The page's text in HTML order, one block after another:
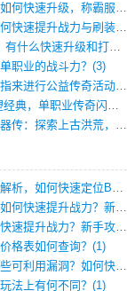
新开私服天下无双：如何快速升级，称霸服务(681)
新传奇私服电脑版如何快速提升战力与刷装备(835)
寻找WOO传奇私服，有什么快速升级和打宝(864)
职业的战斗力？(3)
如何正确使用特殊戒指来进行公益传奇活动？(10)
单职业打金传奇(重塑经典，单职业传奇闪耀(10)
仗剑问仙途，仙罡神器传：探索上古洪荒，揭(813)
龙渊版本地图坐标全解析，如何快速定位BO(3)
逆天单职业微端传奇如何快速提升战力？新手(2)
红月传说战神版如何快速提升战力？新手攻略(2)
格表如何查询？(1)
逆水寒单职业存在哪些可利用漏洞？如何快速(1)
法上有何不同？(1)